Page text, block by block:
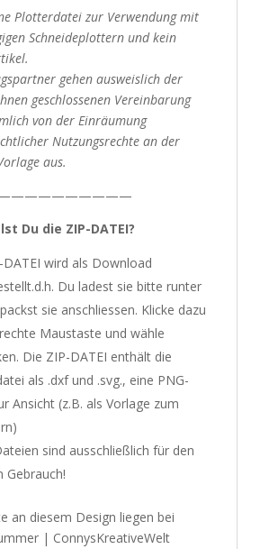
Plotterdatei zur Verwendung mit
Schneideplottern und kein
gehen ausweislich der
geschlossenen Vereinbarung
von der Einräumung
Nutzungsrechte an der
aus.
Du die ZIP-DATEI?
DATEI wird als Download
Du ladest sie bitte runter
sie anschliessen. Klicke dazu
Maustaste und wähle
Die ZIP-DATEI enthält die
als .dxf und .svg., eine PNG-
Ansicht (z.B. als Vorlage zum
sind ausschließlich für den
Gebrauch!
an diesem Design liegen bei
| ConnysKreativeWelt